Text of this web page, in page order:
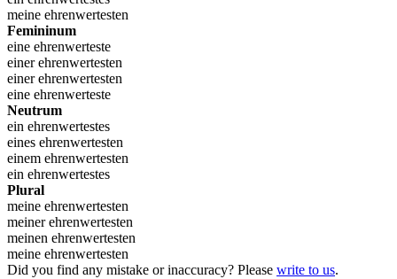
meine ehrenwertesten
Femininum
eine ehrenwerteste
einer ehrenwertesten
einer ehrenwertesten
eine ehrenwerteste
Neutrum
ein ehrenwertestes
eines ehrenwertesten
einem ehrenwertesten
ein ehrenwertestes
Plural
meine ehrenwertesten
meiner ehrenwertesten
meinen ehrenwertesten
meine ehrenwertesten
Did you find any mistake or inaccuracy? Please write to us.